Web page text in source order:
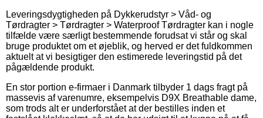
Leveringsdygtigheden på Dykkerudstyr > Våd- og
Tørdragter > Tørdragter > Waterproof Tørdragter kan i nogle
tilfælde være særligt bestemmende forudsat vi står og skal
bruge produktet om et øjeblik, og herved er det fuldkommen
aktuelt at vi besigtiger den estimerede leveringstid på det
pågældende produkt.
En stor portion e-firmaer i Danmark tilbyder 1 dags fragt på
massevis af varenumre, eksempelvis D9X Breathable dame,
som trods alt er underforstået at der bestilles inden et